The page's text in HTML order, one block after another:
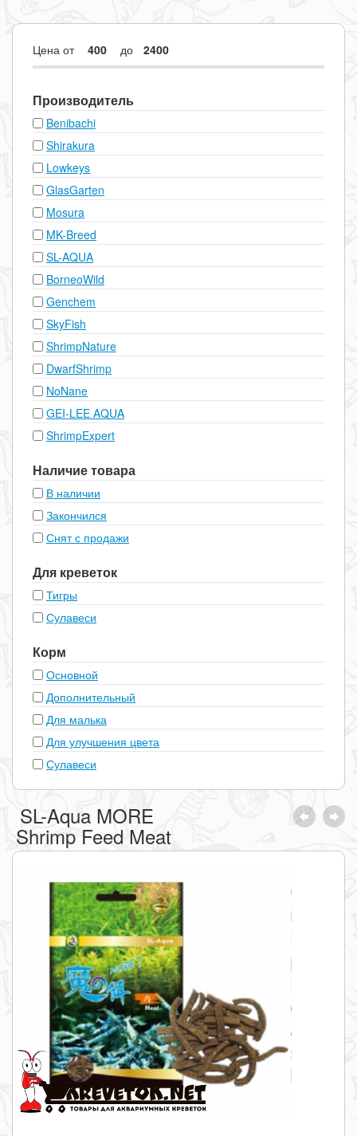
Цена от до
Производитель
Benibachi
Shirakura
Lowkeys
GlasGarten
Mosura
MK-Breed
SL-AQUA
BorneoWild
Genchem
SkyFish
ShrimpNature
DwarfShrimp
NoNane
GEI-LEE AQUA
ShrimpExpert
Наличие товара
В наличии
Закончился
Снят с продажи
Для креветок
Тигры
Сулавеси
Корм
Основной
Дополнительный
Для малька
Для улучшения цвета
Сулавеси
SL-Aqua MORE
Shrimp Feed Meat